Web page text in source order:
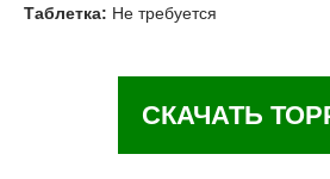
Таблетка: Не требуется
СКАЧАТЬ